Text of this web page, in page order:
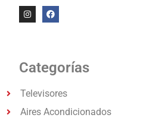
Categorías
Televisores
Aires Acondicionados